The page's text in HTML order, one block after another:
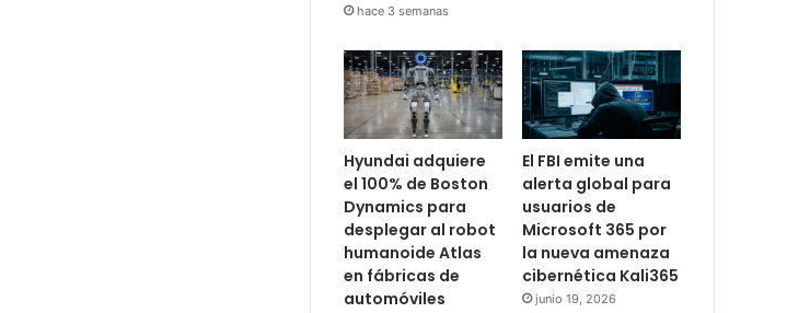
hace 3 semanas
Hyundai adquiere
el 100% de Boston
Dynamics para
desplegar al robot
humanoide Atlas
en fábricas de
automóviles
El FBI emite una
alerta global para
usuarios de
Microsoft 365 por
la nueva amenaza
cibernética Kali365
junio 19, 2026